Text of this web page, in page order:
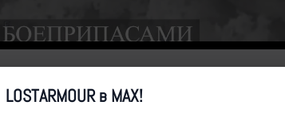
LOSTARMOUR в MAX!